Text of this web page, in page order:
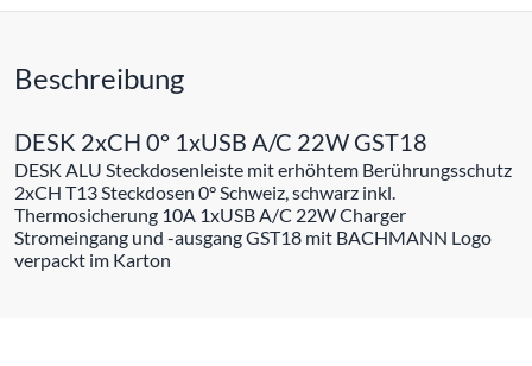
Beschreibung
DESK 2xCH 0° 1xUSB A/C 22W GST18
DESK ALU Steckdosenleiste mit erhöhtem Berührungsschutz
2xCH T13 Steckdosen 0° Schweiz, schwarz inkl.
Thermosicherung 10A 1xUSB A/C 22W Charger
Stromeingang und -ausgang GST18 mit BACHMANN Logo
verpackt im Karton